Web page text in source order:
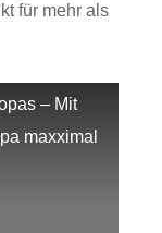
für mehr als
– Mit
maxximal